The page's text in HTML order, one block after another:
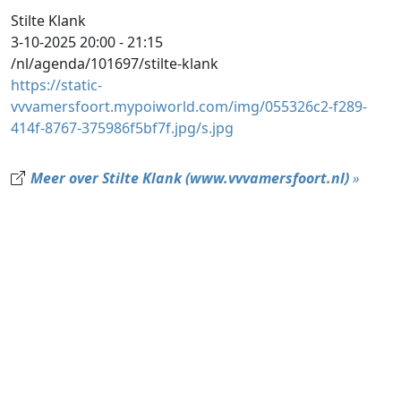
Stilte Klank
3-10-2025 20:00 - 21:15
/nl/agenda/101697/stilte-klank
https://static-
vvvamersfoort.mypoiworld.com/img/055326c2-f289-
414f-8767-375986f5bf7f.jpg/s.jpg
Meer over Stilte Klank (www.vvvamersfoort.nl)»